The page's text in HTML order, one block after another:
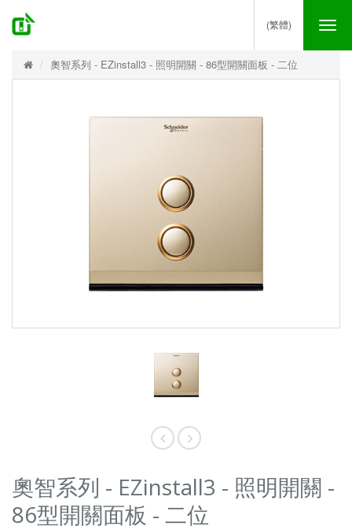
(繁體)
奧智系列 - EZinstall3 - 照明開關 - 86型開關面板 - 二位
奧智系列 - EZinstall3 - 照明開關 -
86型開關面板 - 二位